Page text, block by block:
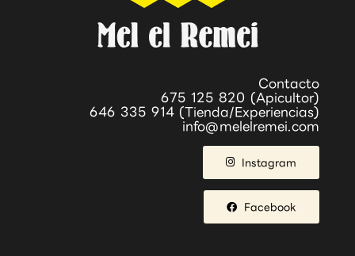
Contacto
675 125 820 (Apicultor)
646 335 914 (Tienda/Experiencias)
info@melelremei.com
Instagram
Facebook